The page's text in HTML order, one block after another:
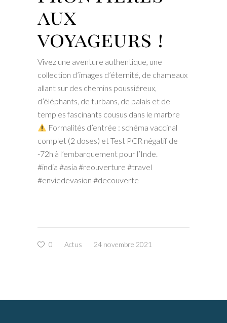
aux
voyageurs !
Vivez une aventure authentique, une
collection d’images d’éternité, de chameaux
allant sur des chemins poussiéreux,
d’éléphants, de turbans, de palais et de
temples fascinants cousus dans le marbre
Formalités d’entrée : schéma vaccinal
complet (2 doses) et Test PCR négatif de
-72h à l’embarquement pour l’Inde.
#india #asia #reouverture #travel
#enviedevasion #decouverte
0 Actus 24 novembre 2021